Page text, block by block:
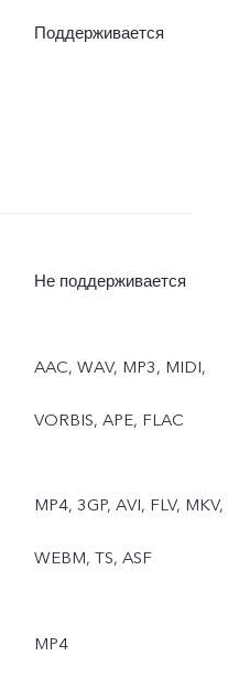
Поддерживается
Не поддерживается
AAC, WAV, MP3, MIDI,
VORBIS, APE, FLAC
MP4, 3GP, AVI, FLV, MKV,
WEBM, TS, ASF
MP4